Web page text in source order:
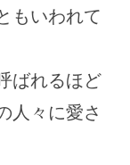
もいわれて
ばれるほど
人々に愛さ